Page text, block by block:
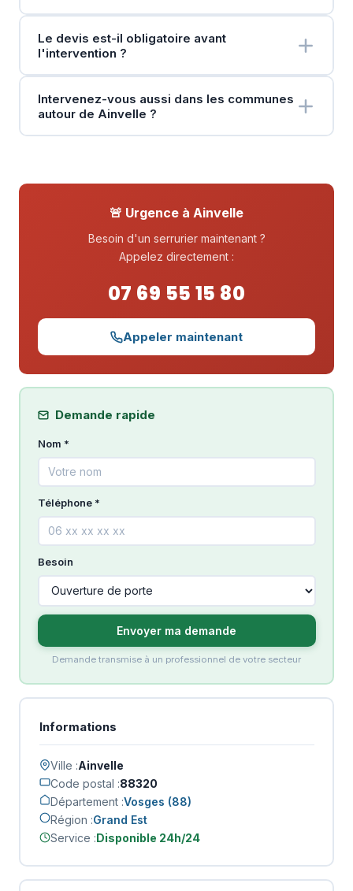
Le devis est-il obligatoire avant
l'intervention ?
Intervenez-vous aussi dans les communes
autour de Ainvelle ?
🚨 Urgence à Ainvelle
Besoin d'un serrurier maintenant ?
Appelez directement :
07 69 55 15 80
Appeler maintenant
Demande rapide
Nom *
Téléphone *
Besoin
Envoyer ma demande
Demande transmise à un professionnel de votre secteur
Informations
Ville :Ainvelle
Code postal :88320
Département :Vosges (88)
Région :Grand Est
Service :Disponible 24h/24